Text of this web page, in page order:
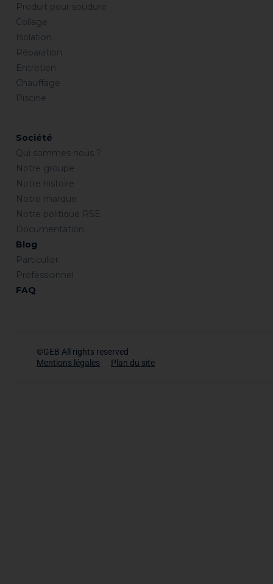
Produit pour soudure
Collage
Isolation
Réparation
Entretien
Chauffage
Piscine
Société
Qui sommes nous ?
Notre groupe
Notre histoire
Notre marque
Notre politique RSE
Documentation
Blog
Particulier
Professionnel
FAQ
©GEB All rights reserved
Mentions légales
Plan du site